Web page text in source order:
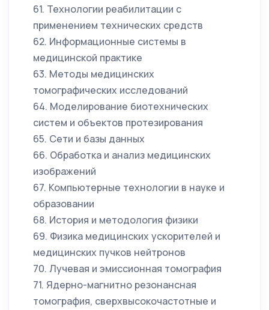
61. Технологии реабилитации с
применением технических средств
62. Информационные системы в
медицинской практике
63. Методы медицинских
томографических исследований
64. Моделирование биотехнических
систем и объектов протезирования
65. Сети и базы данных
66. Обработка и анализ медицинских
изображений
67. Компьютерные технологии в науке и
образовании
68. История и методология физики
69. Физика медицинских ускорителей и
медицинских пучков нейтронов
70. Лучевая и эмиссионная томография
71. Ядерно-магнитно резонансная
томография, сверхвысокочастотные и